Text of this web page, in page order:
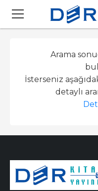
Arama
İsterseniz
detaylı